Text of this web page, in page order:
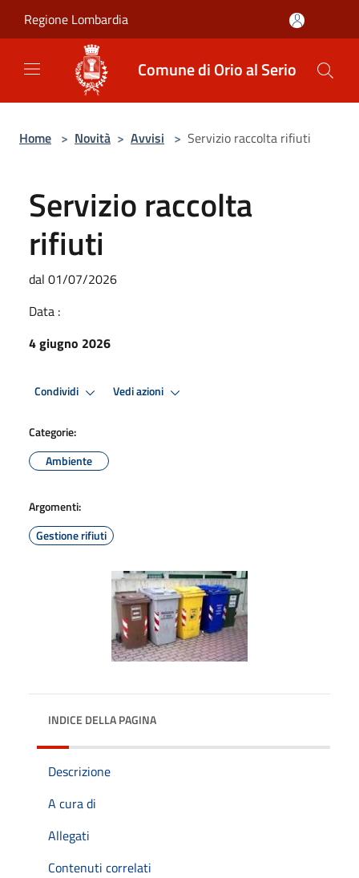
Regione Lombardia
Comune di Orio al Serio
Home > Novità > Avvisi > Servizio raccolta rifiuti
Servizio raccolta
rifiuti
dal 01/07/2026
Data :
4 giugno 2026
Condividi Vedi azioni
Categorie:
Ambiente
Argomenti:
Gestione rifiuti
INDICE DELLA PAGINA
Descrizione
A cura di
Allegati
Contenuti correlati